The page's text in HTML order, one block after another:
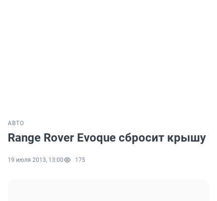
АВТО
Range Rover Evoque сбросит крышу
19 июля 2013, 13:00 175